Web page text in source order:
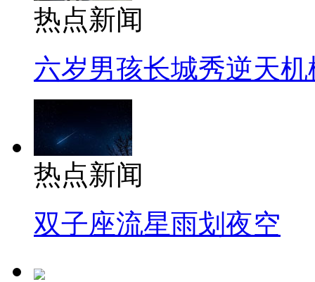
热点新闻
六岁男孩长城秀逆天机
热点新闻
双子座流星雨划夜空